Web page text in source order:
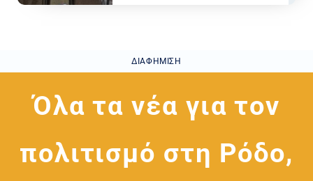
ΔΙΑΦΉΜΙΣΗ
Όλα τα νέα για τον
πολιτισμό στη Ρόδο,